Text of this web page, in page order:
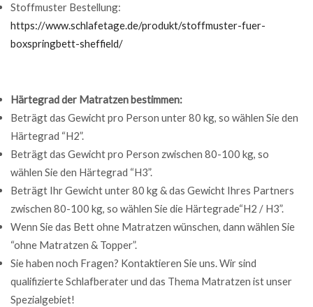
Stoffmuster Bestellung:
https://www.schlafetage.de/produkt/stoffmuster-fuer-
boxspringbett-sheffield/
Härtegrad der Matratzen bestimmen:
Beträgt das Gewicht pro Person unter 80 kg, so wählen Sie den
Härtegrad “H2”.
Beträgt das Gewicht pro Person zwischen 80-100 kg, so
wählen Sie den Härtegrad “H3”.
Beträgt Ihr Gewicht unter 80 kg & das Gewicht Ihres Partners
zwischen 80-100 kg, so wählen Sie die Härtegrade“H2 / H3”.
Wenn Sie das Bett ohne Matratzen wünschen, dann wählen Sie
“ohne Matratzen & Topper”.
Sie haben noch Fragen? Kontaktieren Sie uns. Wir sind
qualifizierte Schlafberater und das Thema Matratzen ist unser
Spezialgebiet!